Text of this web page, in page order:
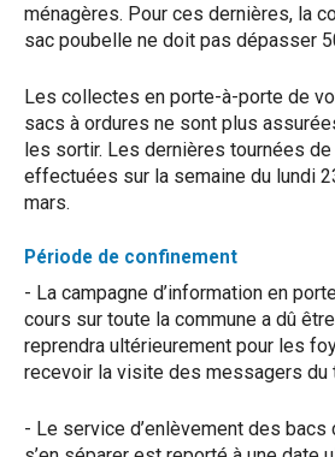
ménagères. Pour ces dernières, la
sac poubelle ne doit pas dépasser
Les collectes en porte-à-porte de
sacs à ordures ne sont plus
les sortir. Les dernières tournées
effectuées sur la semaine du lundi
mars.
Période de confinement
- La campagne d’information en
cours sur toute la commune a dû
reprendra ultérieurement pour les
recevoir la visite des messagers du
- Le service d’enlèvement des